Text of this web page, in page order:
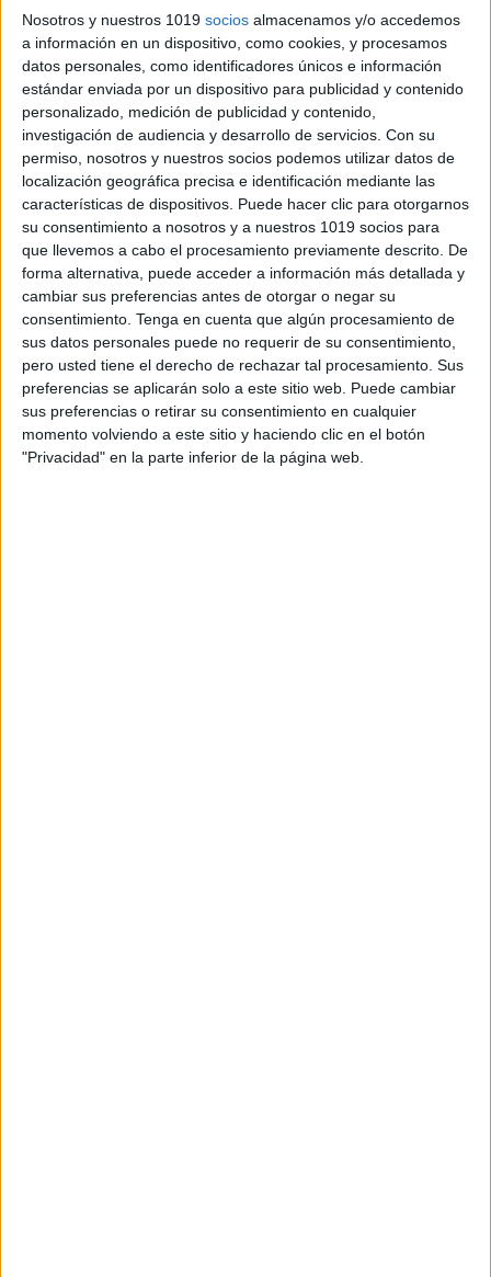
Nosotros y nuestros 1019 socios almacenamos y/o accedemos
a información en un dispositivo, como cookies, y procesamos
datos personales, como identificadores únicos e información
estándar enviada por un dispositivo para publicidad y contenido
personalizado, medición de publicidad y contenido,
investigación de audiencia y desarrollo de servicios. Con su
permiso, nosotros y nuestros socios podemos utilizar datos de
localización geográfica precisa e identificación mediante las
características de dispositivos. Puede hacer clic para otorgarnos
su consentimiento a nosotros y a nuestros 1019 socios para
que llevemos a cabo el procesamiento previamente descrito. De
forma alternativa, puede acceder a información más detallada y
cambiar sus preferencias antes de otorgar o negar su
consentimiento. Tenga en cuenta que algún procesamiento de
sus datos personales puede no requerir de su consentimiento,
pero usted tiene el derecho de rechazar tal procesamiento. Sus
preferencias se aplicarán solo a este sitio web. Puede cambiar
sus preferencias o retirar su consentimiento en cualquier
momento volviendo a este sitio y haciendo clic en el botón
"Privacidad" en la parte inferior de la página web.
ENLACE AL GRUPO
DESCARGA MÁS ABAJO EL
RECURSO EN PDF